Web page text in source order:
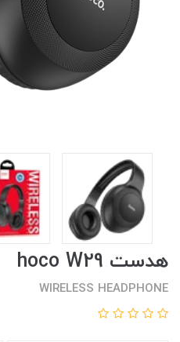
هدست hoco W29
WIRELESS HEADPHONE